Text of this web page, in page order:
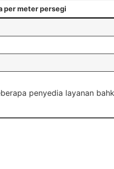
per meter persegi
penyedia layanan